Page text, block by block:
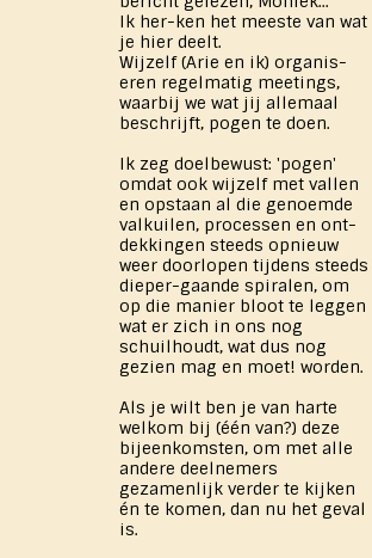
Ik her-ken het meeste van wat
je hier deelt.
Wijzelf (Arie en ik) organis-
eren regelmatig meetings,
waarbij we wat jij allemaal
beschrijft, pogen te doen.
Ik zeg doelbewust: 'pogen'
omdat ook wijzelf met vallen
en opstaan al die genoemde
valkuilen, processen en ont-
dekkingen steeds opnieuw
weer doorlopen tijdens steeds
dieper-gaande spiralen, om
op die manier bloot te leggen
wat er zich in ons nog
schuilhoudt, wat dus nog
gezien mag en moet! worden.
Als je wilt ben je van harte
welkom bij (één van?) deze
bijeenkomsten, om met alle
andere deelnemers
gezamenlijk verder te kijken
én te komen, dan nu het geval
is.